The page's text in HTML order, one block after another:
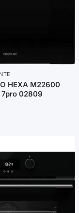
HEXA M22600
7pro 02809